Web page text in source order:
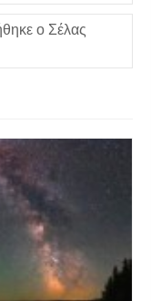
ο Σέλας